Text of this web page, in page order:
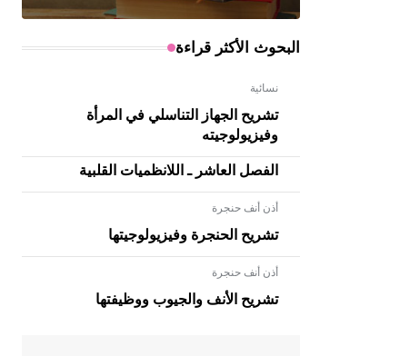
البحوث الأكثر قراءة
نسائية
تشريح الجهاز التناسلي في المرأة
وفيزيولوجيته
الفصل العاشر ـ اللانظميات القلبية
أذن أنف حنجرة
تشريح الحنجرة وفيزيولوجيتها
أذن أنف حنجرة
تشريح الأنف والجيوب ووظيفتها
- هل تعلم أن الأبلق نوع من الفنون
الهندسية التي ارتبطت بالعمارة الإسلامية
في بلاد الشام ومصر خاصة، حيث يحرص